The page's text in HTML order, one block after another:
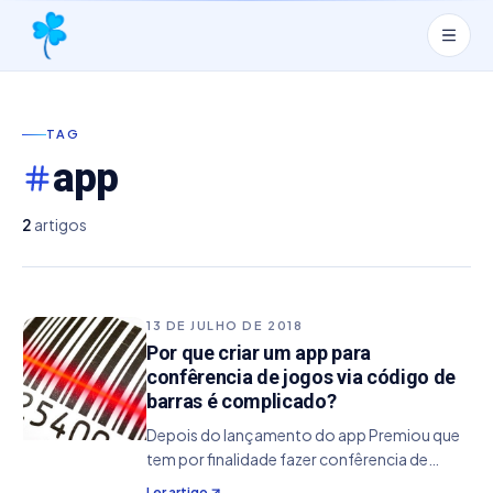
TAG
app
2 artigos
13 DE JULHO DE 2018
Por que criar um app para
confêrencia de jogos via código de
barras é complicado?
Depois do lançamento do app Premiou que
tem por finalidade fazer confêrencia de
jogos de loterias usando o comando de voz ,